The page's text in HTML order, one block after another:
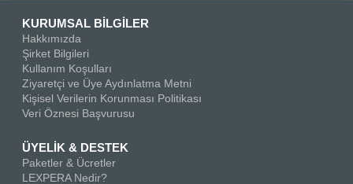
KURUMSAL BİLGİLER
Hakkımızda
Şirket Bilgileri
Kullanım Koşulları
Ziyaretçi ve Üye Aydınlatma Metni
Kişisel Verilerin Korunması Politikası
Veri Öznesi Başvurusu
ÜYELİK & DESTEK
Paketler & Ücretler
LEXPERA Nedir?